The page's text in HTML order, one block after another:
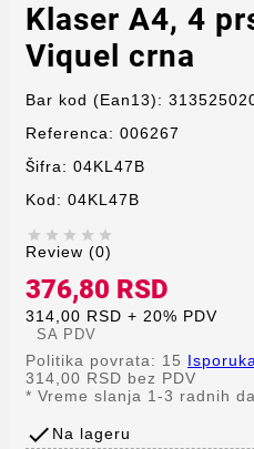
Klaser A4, 4
Viquel crna
Bar kod (Ean13):
Referenca: 006267
Šifra: 04KL47B
Kod: 04KL47B
    
Review (0)
376,80 RSD
314,00 RSD + 20% PDV
SA PDV
Politika povrata: 15
314,00 RSD bez PDV
* Vreme slanja 1-3 radnih
 Na lageru